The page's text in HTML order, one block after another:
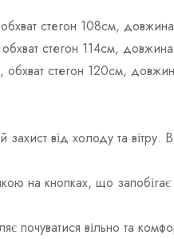
стегон 108см,
стегон 114см,
обхват стегон 120см,
від холоду та вітру.
на кнопках, що
вільно та